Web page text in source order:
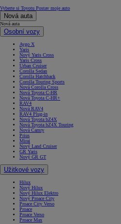
Od549 000 Kčs DPH
vč. zvýhodnění
Corolla Hatchback
Vyberte si Toyotu Postav moje auto
Nová auta
Nová auta
Osobní vozy
Aygo X
Yaris
Nový Yaris Cross
Yaris Cross
Urban Cruiser
Corolla Sedan
Corolla Hatchback
Corolla Touring Sports
Nová Corolla Cross
Nová Toyota C-HR
Nová Toyota C-HR+
RAV4
Nová RAV4
RAV4 Plug-in
Nová Toyota bZ4X
Nová Toyota bZ4X Touring
Nová Camry
Prius
Mirai
Nový Land Cruiser
GR Yaris
Nový GR GT
Užitkové vozy
Hilux
Nový Hilux
Nový Hilux Elektro
Nový Proace City
Proace City Verso
Proace
Proace Verso
Proace Max